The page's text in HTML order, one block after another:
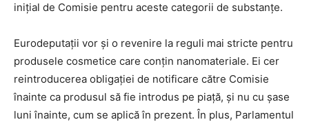
inițial de Comisie pentru aceste categorii de substanțe.
Eurodeputații vor și o revenire la reguli mai stricte pentru
produsele cosmetice care conțin nanomateriale. Ei cer
reintroducerea obligației de notificare către Comisie
înainte ca produsul să fie introdus pe piață, și nu cu șase
luni înainte, cum se aplică în prezent. În plus, Parlamentul